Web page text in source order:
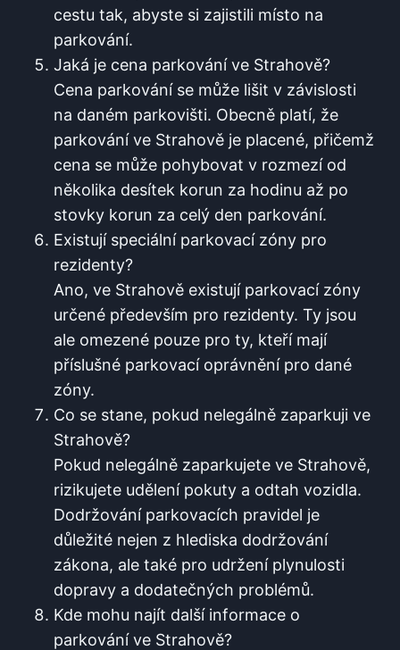
cestu tak, abyste si zajistili místo na
parkování.
Jaká je cena parkování ve Strahově?
Cena ​parkování​ se může lišit v závislosti
na daném parkovišti. Obecně ‍platí, že
parkování ve Strahově je placené, přičemž
cena se⁢ může pohybovat​ v rozmezí od
několika desítek‌ korun ⁣za hodinu až po
stovky ⁣korun za celý den parkování.
Existují speciální ⁣parkovací zóny pro
rezidenty?
Ano, ve Strahově existují parkovací zóny
určené především pro‌ rezidenty. Ty⁣ jsou ​
ale omezené pouze pro ty, kteří mají
příslušné parkovací oprávnění pro dané
zóny.
Co se stane, ⁤pokud nelegálně zaparkuji ve
‍Strahově?
Pokud nelegálně zaparkujete ve⁢ Strahově,
rizikujete udělení pokuty ​a⁣ odtah vozidla.​
Dodržování ‌parkovacích pravidel je
důležité‌ nejen z hlediska dodržování‌
zákona, ale také pro⁤ udržení plynulosti⁣
dopravy‌ a dodatečných problémů.
Kde mohu najít další informace ⁢o
⁢parkování ​ve Strahově?